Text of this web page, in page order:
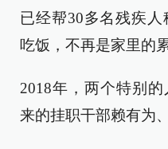
已经帮30多名残疾
吃饭，不再是家里的累
2018年，两个特别
来的挂职干部赖有为